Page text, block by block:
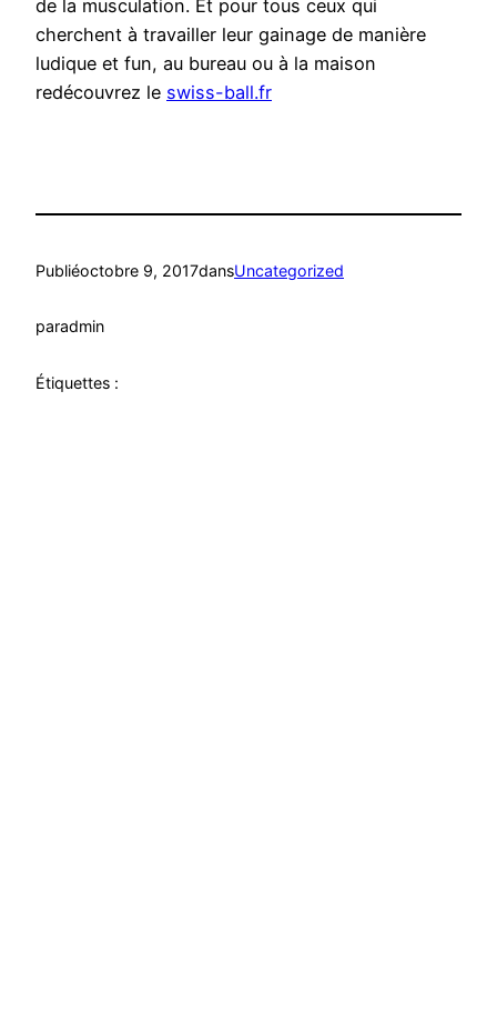
de la musculation. Et pour tous ceux qui
cherchent à travailler leur gainage de manière
ludique et fun, au bureau ou à la maison
redécouvrez le swiss-ball.fr
Publiéoctobre 9, 2017dansUncategorized
paradmin
Étiquettes :